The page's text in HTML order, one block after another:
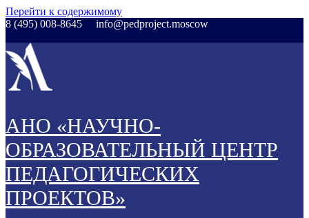
Перейти к содержимому
8 (495) 008-8645
info@pedproject.moscow
АНО «НАУЧНО-
ОБРАЗОВАТЕЛЬНЫЙ ЦЕНТР
ПЕДАГОГИЧЕСКИХ
ПРОЕКТОВ»